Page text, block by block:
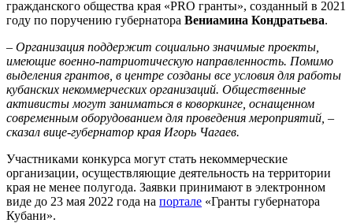
гражданского общества края «PRO гранты», созданный в 2021
году по поручению губернатора Вениамина Кондратьева.
– Организация поддержит социально значимые проекты,
имеющие военно-патриотическую направленность. Помимо
выделения грантов, в центре созданы все условия для работы
кубанских некоммерческих организаций. Общественные
активисты могут заниматься в коворкинге, оснащенном
современным оборудованием для проведения мероприятий, –
сказал вице-губернатор края Игорь Чагаев.
Участниками конкурса могут стать некоммерческие
организации, осуществляющие деятельность на территории
края не менее полугода. Заявки принимают в электронном
виде до 23 мая 2022 года на портале «Гранты губернатора
Кубани».